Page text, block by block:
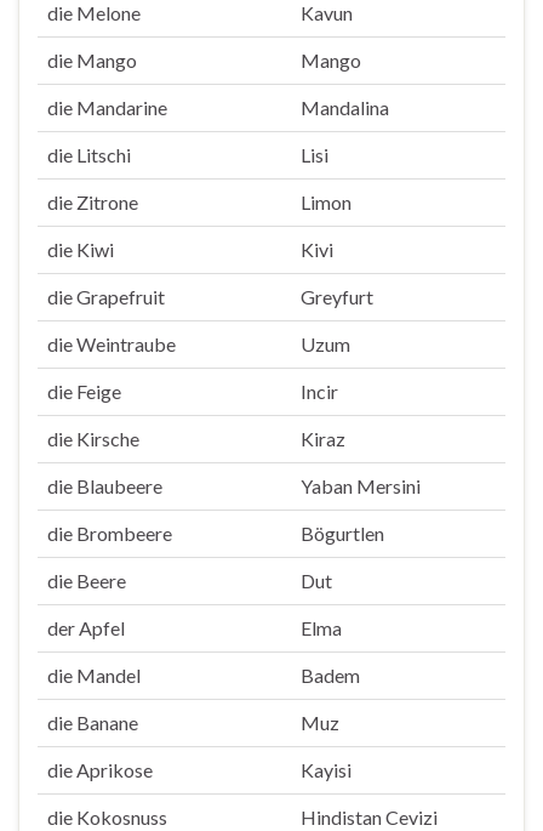
die Melone Kavun
die Mango Mango
die Mandarine Mandalina
die Litschi Lisi
die Zitrone Limon
die Kiwi Kivi
die Grapefruit Greyfurt
die Weintraube Uzum
die Feige Incir
die Kirsche Kiraz
die Blaubeere Yaban Mersini
die Brombeere Bögurtlen
die Beere Dut
der Apfel Elma
die Mandel Badem
die Banane Muz
die Aprikose Kayisi
die Kokosnuss Hindistan Cevizi